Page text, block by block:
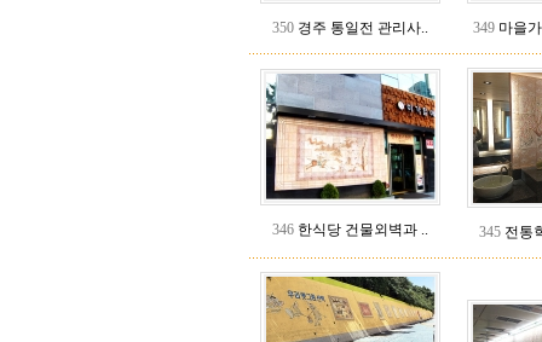
350 경주 통일전 관리사.. 349 마을
346 한식당 건물외벽과 .. 345 전통